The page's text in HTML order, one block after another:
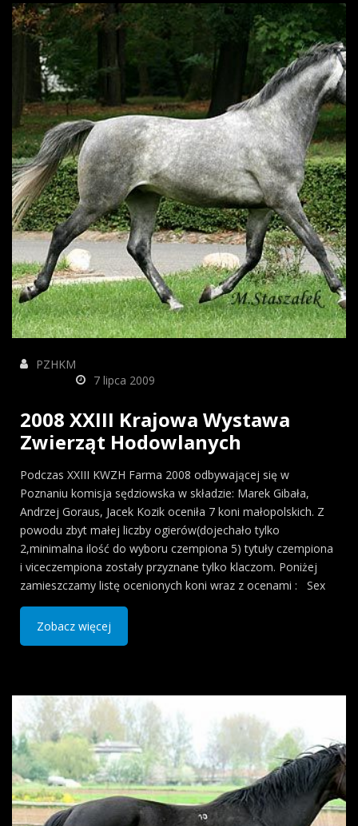
PZHKM
7 lipca 2009
2008 XXIII Krajowa Wystawa
Zwierząt Hodowlanych
Podczas XXIII KWZH Farma 2008 odbywającej się w
Poznaniu komisja sędziowska w składzie: Marek Gibała,
Andrzej Goraus, Jacek Kozik oceniła 7 koni małopolskich. Z
powodu zbyt małej liczby ogierów(dojechało tylko
2,minimalna ilość do wyboru czempiona 5) tytuły czempiona
i viceczempiona zostały przyznane tylko klaczom. Poniżej
zamieszczamy listę ocenionych koni wraz z ocenami : Sex
Zobacz więcej